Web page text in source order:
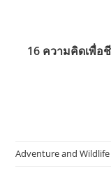
16 ความคิดเพื่อ
Adventure and